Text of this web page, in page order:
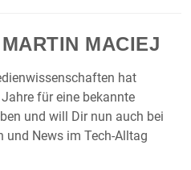
MARTIN MACIEJ
hat
für eine bekannte
und will Dir nun auch bei
und News im Tech-Alltag